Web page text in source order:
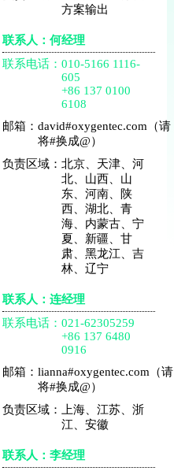
方案输出
联系人：何经理
联系电话： 010-5166 1116-
605
+86 137 0100
6108
邮箱： david#oxygentec.com（请
将#换成@）
负责区域： 北京、天津、河
北、山西、山
东、河南、陕
西、湖北、青
海、内蒙古、宁
夏、新疆、甘
肃、黑龙江、吉
林、辽宁
联系人：连经理
联系电话： 021-62305259
+86 137 6480
0916
邮箱： lianna#oxygentec.com（请
将#换成@）
负责区域：
上海、江苏、浙
江、安徽
联系人：李经理